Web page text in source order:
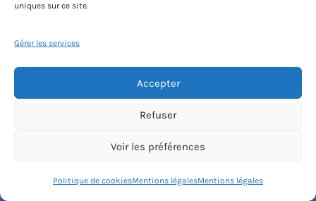
uniques sur ce site.
Gérer les services
Accepter
Refuser
Voir les préférences
Politique de cookiesMentions légalesMentions légales
Compte client.e
Contactez-nous
Mentions légales